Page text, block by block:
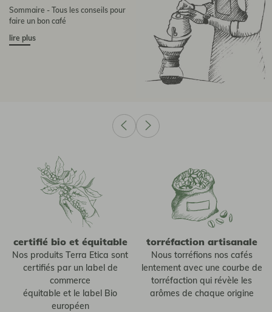
Sommaire - Tous les conseils pour
faire un bon café
lire plus
certifié bio et équitable
Nos produits Terra Etica sont
certifiés par un label de
commerce
équitable et le label Bio
européen
torréfaction artisanale
Nous torréfions nos cafés
lentement avec une courbe de
torréfaction qui révèle les
arômes de chaque origine